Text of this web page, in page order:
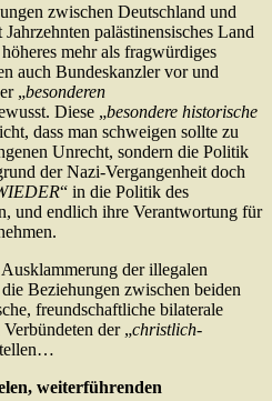
zwischen Deutschland und
Jahrzehnten palästinensisches Land
mehr als fragwürdiges
auch Bundeskanzler vor und
„besonderen
Diese „besondere historische
dass man schweigen sollte zu
Unrecht, sondern die Politik
der Nazi-Vergangenheit doch
“ in die Politik des
und endlich ihre Verantwortung für
der illegalen
Beziehungen zwischen beiden
freundschaftliche bilaterale
der „christlich-
weiterführenden